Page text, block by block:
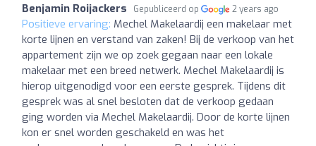
Benjamin Roijackers Gepubliceerd op 2 years ago
Positieve ervaring: Mechel Makelaardij een makelaar met
korte lijnen en verstand van zaken! Bij de verkoop van het
appartement zijn we op zoek gegaan naar een lokale
makelaar met een breed netwerk. Mechel Makelaardij is
hierop uitgenodigd voor een eerste gesprek. Tijdens dit
gesprek was al snel besloten dat de verkoop gedaan
ging worden via Mechel Makelaardij. Door de korte lijnen
kon er snel worden geschakeld en was het